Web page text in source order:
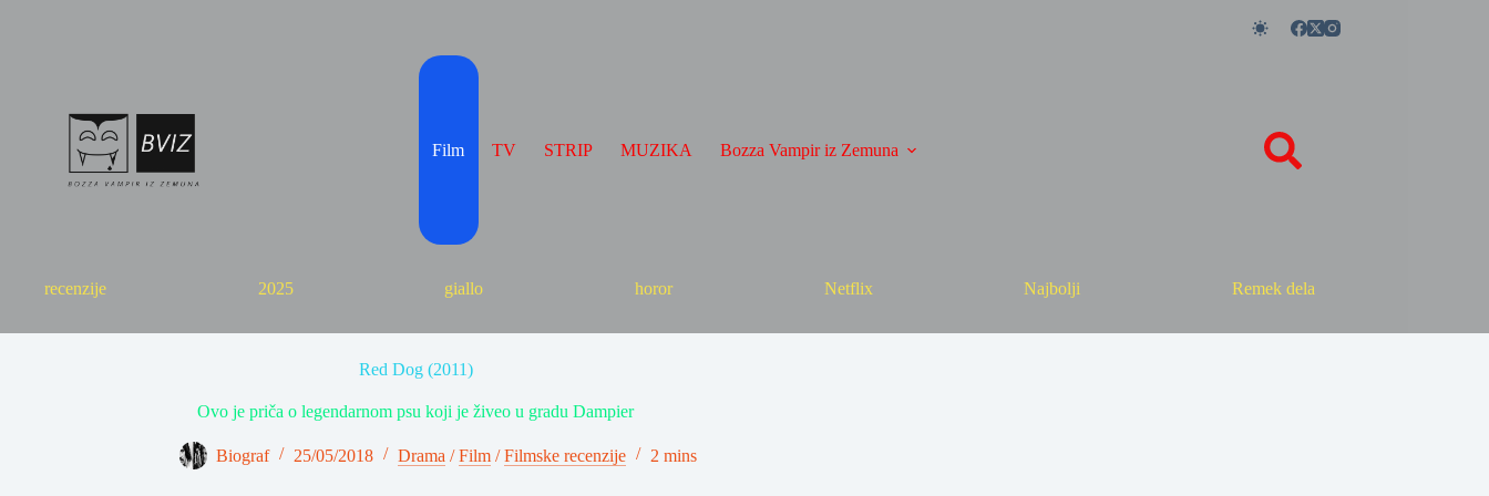
Film TV STRIP MUZIKA Bozza Vampir iz Zemuna
recenzije 2025 giallo horor Netflix Najbolji Remek dela
Red Dog (2011)
Ovo je priča o legendarnom psu koji je živeo u gradu Dampier
Biograf 25/05/2018 Drama /Film/Filmske recenzije 2 mins